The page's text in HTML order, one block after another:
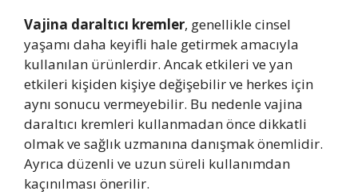
Vajina daraltıcı kremler, genellikle cinsel
yaşamı daha keyifli hale getirmek amacıyla
kullanılan ürünlerdir. Ancak etkileri ve yan
etkileri kişiden kişiye değişebilir ve herkes için
aynı sonucu vermeyebilir. Bu nedenle vajina
daraltıcı kremleri kullanmadan önce dikkatli
olmak ve sağlık uzmanına danışmak önemlidir.
Ayrıca düzenli ve uzun süreli kullanımdan
kaçınılması önerilir.